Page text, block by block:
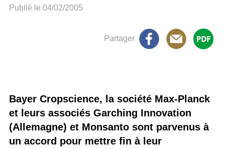
Publié le 04/02/2005
Partager
Bayer Cropscience, la société Max-Planck
et leurs associés Garching Innovation
(Allemagne) et Monsanto sont parvenus à
un accord pour mettre fin à leur